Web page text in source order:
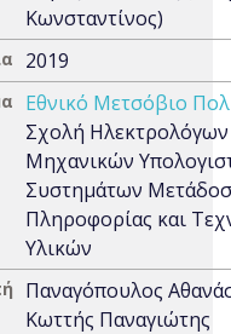
Κωνσταντίνος)
2019
Εθνικό Μετσόβιο
Σχολή
Μηχανικών
Συστημάτων
Πληροφορίας και
Υλικών
Παναγόπουλος
Κωττής Παναγιώτης